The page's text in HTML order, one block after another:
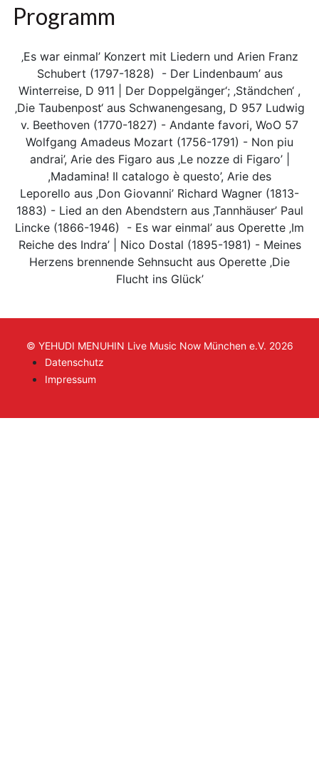
Programm
‚Es war einmal’ Konzert mit Liedern und Arien Franz
Schubert (1797-1828) - Der Lindenbaum’ aus
Winterreise, D 911 | Der Doppelgänger‘; ‚Ständchen‘ ,
‚Die Taubenpost‘ aus Schwanengesang, D 957 Ludwig
v. Beethoven (1770-1827) - Andante favori, WoO 57
Wolfgang Amadeus Mozart (1756-1791) - Non piu
andrai’, Arie des Figaro aus ‚Le nozze di Figaro’ |
,Madamina! Il catalogo è questo’, Arie des
Leporello aus ‚Don Giovanni’ Richard Wagner (1813-
1883) - Lied an den Abendstern aus ‚Tannhäuser’ Paul
Lincke (1866-1946) - Es war einmal’ aus Operette ‚Im
Reiche des Indra’ | Nico Dostal (1895-1981) - Meines
Herzens brennende Sehnsucht aus Operette ‚Die
Flucht ins Glück’
© YEHUDI MENUHIN Live Music Now München e.V. 2026
Datenschutz
Impressum